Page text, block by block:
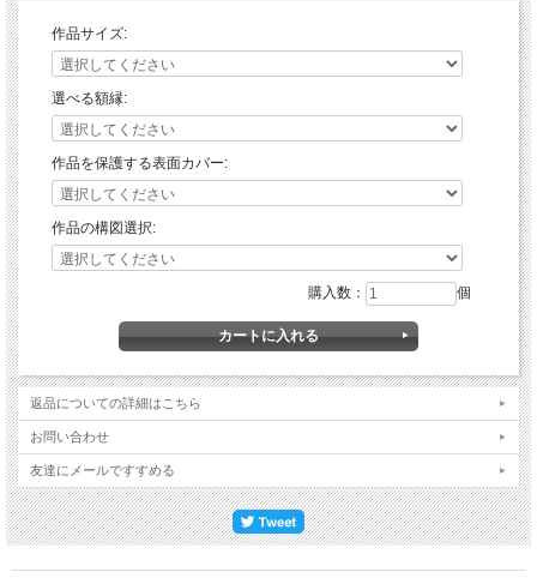
作品サイズ:
選べる額縁:
作品を保護する表面カバー:
作品の構図選択:
購入数： 個
返品についての詳細はこちら
お問い合わせ
友達にメールですすめる